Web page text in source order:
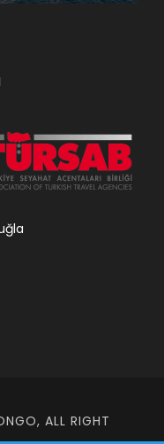
ALL RIGHT